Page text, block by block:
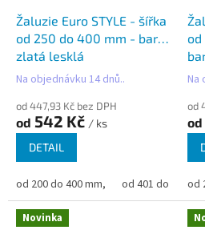
Žaluzie Euro STYLE - šířka
od 250 do 400 mm - barva
zlatá lesklá
Na objednávku 14 dnů..
od 447,93 Kč bez DPH
od 542 Kč / ks
DETAIL
od 200 do 400 mm, od 401 do 500
od
Na
od
od
od
Novinka